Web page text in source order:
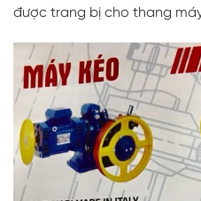
được trang bị cho thang